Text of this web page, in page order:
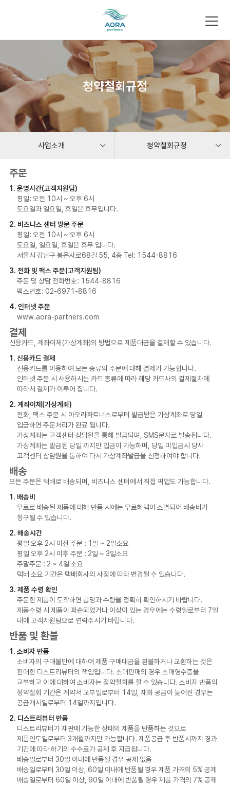
청약철회규정
사업소개
사업소개
쇼핑몰
고객센터
청약철회규정
주문
1. 운영시간(고객지원팀)
평일: 오전 10시 ~ 오후 6시
토요일과 일요일, 휴일은 휴무입니다.
2. 비즈니스 센터 방문 주문
평일: 오전 10시 ~ 오후 6시
토요일, 일요일, 휴일은 휴무 입니다.
서울시 강남구 봉은사로68길 55, 4층 Tel: 1544-8816
3. 전화 및 팩스 주문(고객지원팀)
주문 및 상담 전화번호: 1544-8816
팩스번호: 02-6971-8816
4. 인터넷 주문
www.aora-partners.com
결제
신용카드, 계좌이체(가상계좌)의 방법으로 제품대금을 결제할 수 있습니다.
1. 신용카드 결제
신용카드를 이용하여 모든 종류의 주문에 대해 결제가 가능합니다.
인터넷 주문 시 사용하시는 카드 종류에 따라 해당 카드사의 결제절차에
따라서 결제가 이루어 집니다.
2. 계좌이체(가상계좌)
전화, 팩스 주문 시 아오라파트너스로부터 발급받은 가상계좌로 당일
입금하면 주문처리가 완료 됩니다.
가상계좌는 고객센터 상담원을 통해 발급되며, SMS문자로 발송됩니다.
가상계좌는 발급된 당일 까지만 입금이 가능하며, 당일 미입금시 당사
고객센터 상담원을 통하여 다시 가상계좌발급을 신청하여야 합니다.
배송
모든 주문은 택배로 배송되며, 비즈니스 센터에서 직접 픽업도 가능합니다.
1. 배송비
무료로 배송된 제품에 대해 반품 시에는 무료혜택이 소멸되어 배송비가
청구될 수 있습니다.
2. 배송시간
평일 오후 2시 이전 주문 : 1일 ~ 2일소요
평일 오후 2시 이후 주문 : 2일 ~ 3일소요
주말주문 : 2 ~ 4일 소요
택배 소요 기간은 택배회사의 사정에 따라 변경될 수 있습니다.
3. 제품 수령 확인
주문한 제품이 도착하면 품명과 수량을 정확히 확인하시기 바랍니다.
제품수령 시 제품이 파손되었거나 이상이 있는 경우에는 수령일로부터 7일
내에 고객지원팀으로 연락주시기 바랍니다.
반품 및 환불
1. 소비자 반품
소비자의 구매불만에 대하여 제품 구매대금을 환불하거나 교환하는 것은
판매한 디스트리뷰터의 책임입니다. 소매판매의 경우 소매영수증을
교부하고 이에 대하여 소비자는 청약철회를 할 수 있습니다. 소비자 반품의
청약철회 기간은 계약서 교부일로부터 14일, 재화 공급이 늦어진 경우는
공급개시일로부터 14일까지입니다.
2. 디스트리뷰터 반품
디스트리뷰터가 재판매 가능한 상태의 제품을 반품하는 것으로
제품인도일로부터 3개월까지만 가능합니다. 제품공급 후 반품시까지 경과
기간에 따라 하기의 수수료가 공제 후 지급됩니다.
배송일로부터 30일 이내에 반품될 경우 공제 없음
배송일로부터 30일 이상, 60일 이내에 반품될 경우 제품 가격의 5% 공제
배송일로부터 60일 이상, 90일 이내에 반품될 경우 제품 가격의 7% 공제